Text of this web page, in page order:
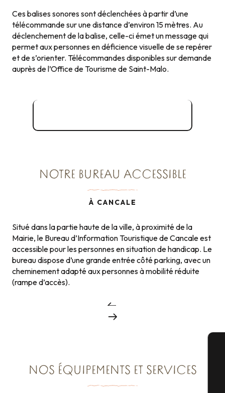
Ces balises sonores sont déclenchées à partir d’une
télécommande sur une distance d’environ 15 mètres. Au
déclenchement de la balise, celle-ci émet un message qui
permet aux personnes en déficience visuelle de se repérer
et de s’orienter. Télécommandes disponibles sur demande
auprès de l’Office de Tourisme de Saint-Malo.
NOTRE BUREAU ACCESSIBLE
À CANCALE
Situé dans la partie haute de la ville, à proximité de la
Mairie, le Bureau d’Information Touristique de Cancale est
accessible pour les personnes en situation de handicap. Le
bureau dispose d’une grande entrée côté parking, avec un
cheminement adapté aux personnes à mobilité réduite
(rampe d’accès).
NOS ÉQUIPEMENTS ET SERVICES